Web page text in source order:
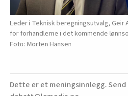
Leder i Teknisk beregningsutvalg,
for forhandlerne i det kommende
Morten Hansen
Dette er et meningsinnlegg.